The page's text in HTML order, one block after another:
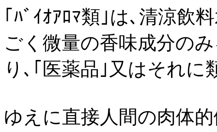
｢ﾊﾞｲｵｱﾛﾏ類｣は､清涼飲
ごく微量の香味成分の
り､｢医薬品｣又はそれ
ゆえに直接人間の肉体